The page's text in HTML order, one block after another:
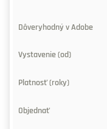
Overenie
Dôveryhodnosť
Dôveryhodný